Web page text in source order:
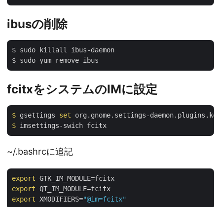
ibusの削除
$ sudo killall ibus-daemon
fcitxをシステムのIMに設定
$ gsettings set org.gnome.settings-
$ imsettings-swich fcitx
~/.bashrcに追記
export
export
export XMODIFIERS="@im=fcitx"